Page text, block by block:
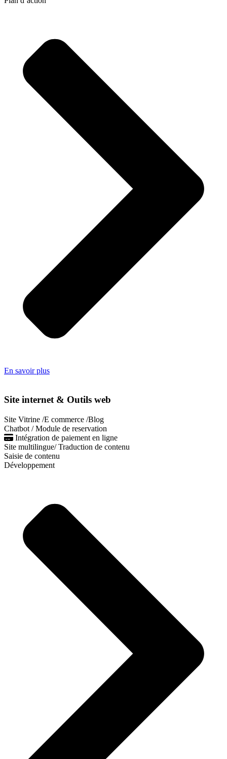
En savoir plus
Site internet & Outils web
Site Vitrine /E commerce /Blog
Chatbot / Module de reservation
Intégration de paiement en ligne
Site multilingue/ Traduction de contenu
Saisie de contenu
Développement